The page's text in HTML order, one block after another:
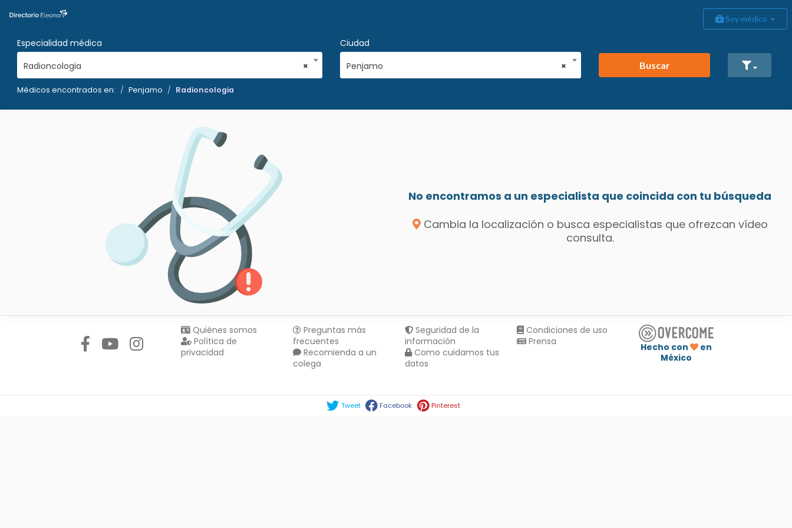
Soy médico
Especialidad médica
×
Radioncologia
Ciudad
×
Penjamo Buscar
Médicos encontrados en: Penjamo Radioncologia
No encontramos a un especialista que coincida con tu búsqueda
Cambia la localización o busca especialistas que ofrezcan vídeo
consulta.
Quiénes somos
Política de
privacidad
Preguntas más
frecuentes
Recomienda a un
colega
Seguridad de la
información
Como cuidamos tus
datos
Condiciones de uso
Prensa
Hecho con
en
México
Tweet Facebook Pinterest